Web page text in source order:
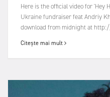
Here is the official video for 'Hey
Ukraine fundraiser feat Andriy
download from midnight at
Citește mai mult